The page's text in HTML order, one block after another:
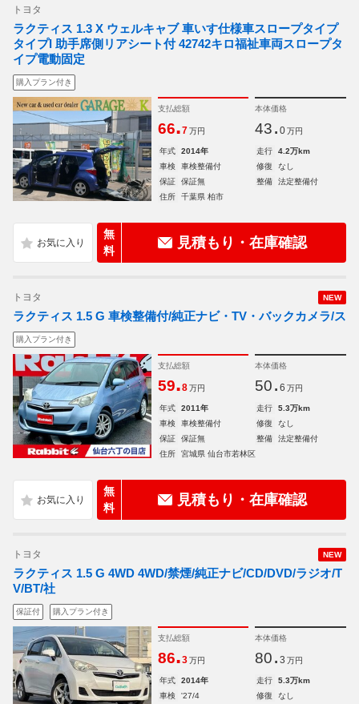
トヨタ
ラクティス 1.3 X ウェルキャブ 車いす仕様車スロープタイプ
タイプI 助手席側リアシート付 42742キロ福祉車両スロープタ
イプ電動固定
購入プラン付き
支払総額
66.7 万円
本体価格
43. 0 万円
年式 2014年 走行
4.2万km
車検
車検整備付 修復
なし
保証
保証無 整備
法定整備付
住所
千葉県 柏市
無
料
見積もり・在庫確認
NEW
トヨタ
ラクティス 1.5 G 車検整備付/純正ナビ・TV・バックカメラ/ス
購入プラン付き
支払総額
59.8 万円
本体価格
50. 6 万円
年式 2011年 走行
5.3万km
車検
車検整備付 修復
なし
保証
保証無 整備
法定整備付
住所
宮城県 仙台市若林区
無
料
見積もり・在庫確認
NEW
トヨタ
ラクティス 1.5 G 4WD 4WD/禁煙/純正ナビ/CD/DVD/ラジオ/T
V/BT/社
保証付 購入プラン付き
支払総額
86.3 万円
本体価格
80. 3 万円
年式 2014年 走行
5.3万km
車検
'27/4 修復
なし